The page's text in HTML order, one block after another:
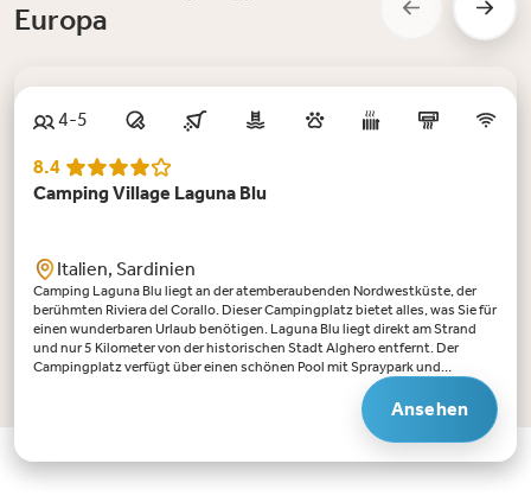
Europa
4-5
8.4
Camping Village Laguna Blu
Italien, Sardinien
Camping Laguna Blu liegt an der atemberaubenden Nordwestküste, der
berühmten Riviera del Corallo. Dieser Campingplatz bietet alles, was Sie für
einen wunderbaren Urlaub benötigen. Laguna Blu liegt direkt am Strand
und nur 5 Kilometer von der historischen Stadt Alghero entfernt. Der
Campingplatz verfügt über einen schönen Pool mit Spraypark und
Wellnessbereich, einen Spielplatz, Sporteinrichtungen und ein Restaurant.
Sowohl für Jung als auch für Alt gibt es reichlich Unterhaltung, mit einem
aktiven Animationsteam in der Hochsaison, einer Minidisco, sportlichen
Aktivitäten, Abendshows und Live-Musik. Der Campingplatz liegt direkt
am Strand, ausgestattet mit Liegen und Sonnenschirmen. Hier finden Sie
Ansehen